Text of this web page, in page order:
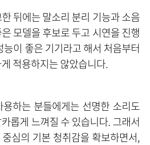
뒤에는 말소리 분리 기능과 소음
모델을 후보로 두고 시연을 진행
능이 좋은 기기라고 해서 처음부터
적용하지는 않았습니다.
하는 분들에게는 선명한 소리도
롭게 느껴질 수 있습니다. 그래서
심의 기본 청취감을 확보하면서,